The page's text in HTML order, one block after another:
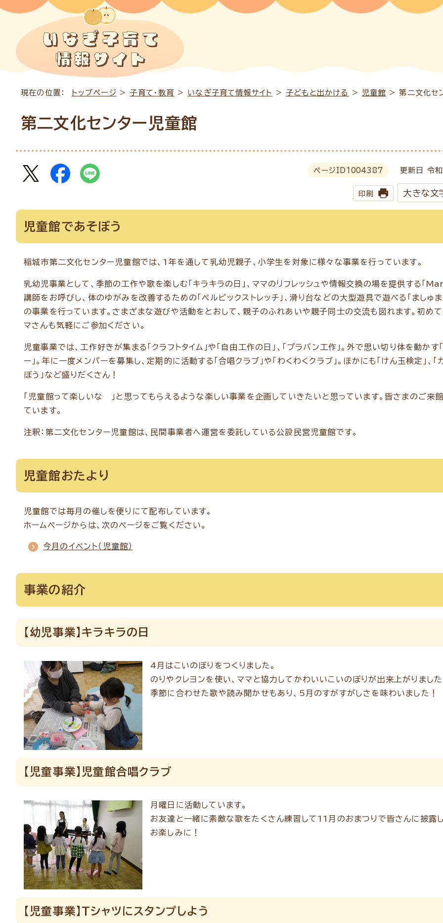
現在の位置： トップページ >子育て・教育 > いなぎ子育て情報サイト >子どもと出かける > 児童館 > 第二文化セ
第二文化センター児童館
ページID 1004387 更新日 令
印刷 大きな文
児童館であそぼう
稲城市第二文化センター児童館では、1年を通して乳幼児親子、小学生を対象に様々な事業を行っています。
乳幼児事業として、季節の工作や歌を楽しむ「キラキラの日」、ママのリフレッシュや情報交換の場を提供する「
講師をお呼びし、体のゆがみを改善するための「ペルビックストレッチ」、滑り台などの大型遊具で遊べる「ましゅ
の事業を行っています。さまざまな遊びや活動をとおして、親子のふれあいや親子同士の交流も図れます。初め
マさんも気軽にご参加ください。
児童事業では、工作好きが集まる「クラフトタイム」や「自由工作の日」、「プラバン工作」。外で思い切り体を動かす
ー」。年に一度メンバーを募集し、定期的に活動する「合唱クラブ」や「わくわくクラブ」。ほかにも「けん玉検定」、
ぼう」など盛りだくさん！
「児童館って楽しいな 」と思ってもらえるような楽しい事業を企画していきたいと思っています。皆さまのご来
ています。
注釈：第二文化センター児童館は、民間事業者へ運営を委託している公設民営児童館です。
児童館おたより
児童館では毎月の催しを便りにて配布しています。
ホームページからは、次のページをご覧ください。
今月のイベント（児童館）
事業の紹介
【幼児事業】キラキラの日
4月はこいのぼりをつくりました。
のりやクレヨンを使い、ママと協力してかわいいこいのぼりが出来上がりまし
季節に合わせた歌や読み聞かせもあり、5月のすがすがしさを味わいました！
【児童事業】児童館合唱クラブ
月曜日に活動しています。
お友達と一緒に素敵な歌をたくさん練習して11月のおまつりで皆さんに披露
お楽しみに！
【児童事業】Tシャツにスタンプしよう